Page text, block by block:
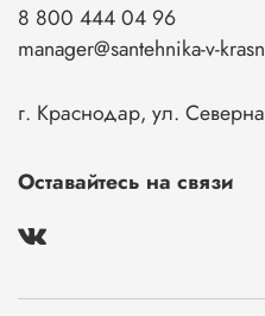
8 800 444 04 96
manager@santehnika-v-
г. Краснодар, ул.
Оставайтесь на связи